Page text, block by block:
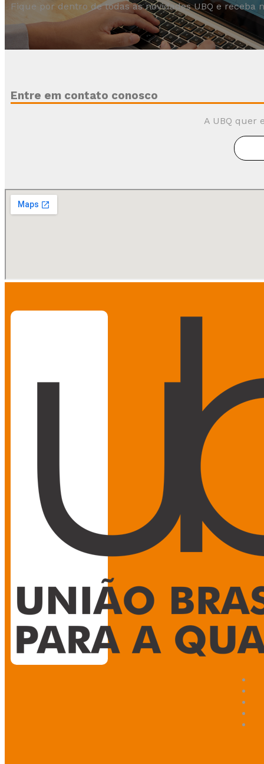
Fique por dentro de todas as novidades UBQ e receba
Entre em contato conosco
A UBQ quer